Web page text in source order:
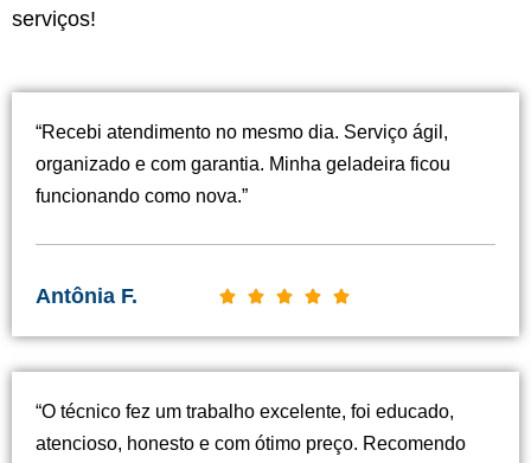
serviços!
“Recebi atendimento no mesmo dia. Serviço ágil,
organizado e com garantia. Minha geladeira ficou
funcionando como nova.”
Antônia F.     C
s
i
“O técnico fez um trabalho excelente, foi educado,
atencioso, honesto e com ótimo preço. Recomendo